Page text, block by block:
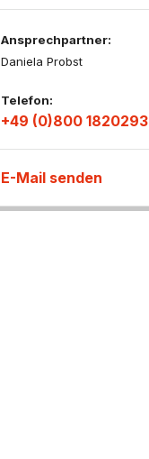
Ansprechpartner:
Daniela Probst
Telefon:
+49 (0)800 1820293
E-Mail senden